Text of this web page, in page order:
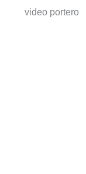
video portero